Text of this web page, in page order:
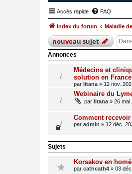
Accès rapide FAQ
Index du forum Maladie
nouveausujet
Annonces
Médecins et
solution en France
par litana » 12 nov.
Webinaire du
par litana » 26 mai
Comment
par admin » 12 déc.
Sujets
Korsakov en
par cathcath4 » 03